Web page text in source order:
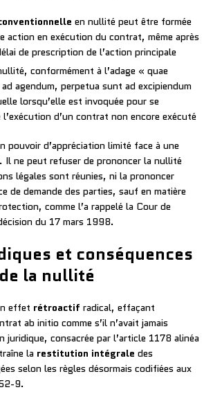
en nullité peut être formée
action en exécution du contrat, même après
de prescription de l’action principale
conformément à l’adage « quae
agendum, perpetua sunt ad excipiendum
lorsqu’elle est invoquée pour se
d’un contrat non encore exécuté
pouvoir d’appréciation limité face à une
Il ne peut refuser de prononcer la nullité
légales sont réunies, ni la prononcer
de demande des parties, sauf en matière
comme l’a rappelé la Cour de
du 17 mars 1998.
et conséquences
la nullité
effet rétroactif radical, effaçant
ab initio comme s’il n’avait jamais
consacrée par l’article 1178 alinéa
la restitution intégrale des
selon les règles désormais codifiées aux
9.